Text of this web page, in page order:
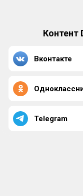
Контент
Вконтакте
Telegram